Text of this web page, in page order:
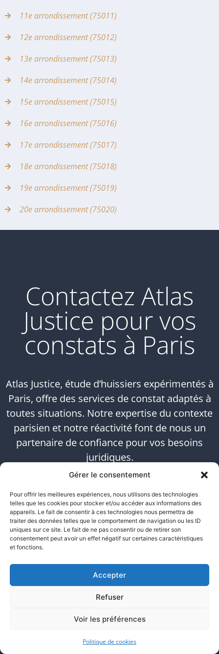
Gérer le consentement
Pour offrir les meilleures expériences, nous utilisons des technologies
telles que les cookies pour stocker et/ou accéder aux informations des
appareils. Le fait de consentir à ces technologies nous permettra de
traiter des données telles que le comportement de navigation ou les ID
uniques sur ce site. Le fait de ne pas consentir ou de retirer son
consentement peut avoir un effet négatif sur certaines caractéristiques
et fonctions.
Accepter
Refuser
Voir les préférences
Politique de cookies
11e arrondissement (75011)
12e arrondissement (75012)
13e arrondissement (75013)
14e arrondissement (75014)
15e arrondissement (75015)
16e arrondissement (75016)
17e arrondissement (75017)
18e arrondissement (75018)
19e arrondissement (75019)
20e arrondissement (75020)
Contactez Atlas
Justice pour vos
constats à Paris
Atlas Justice, étude d’huissiers expérimentés à
Paris, offre des services de constat adaptés à
toutes situations. Notre expertise du contexte
parisien et notre réactivité font de nous un
partenaire de confiance pour vos besoins
juridiques.
Que ce soit pour des problèmes de travaux,
des nuisances à documenter ou des preuves
électroniques à sécuriser, notre équipe
intervient rapidement dans tout Paris et la
pour un accompagnement
sur mesure. Nous analyserons vos besoins
adaptée. Bénéficiez d’une prise en charge